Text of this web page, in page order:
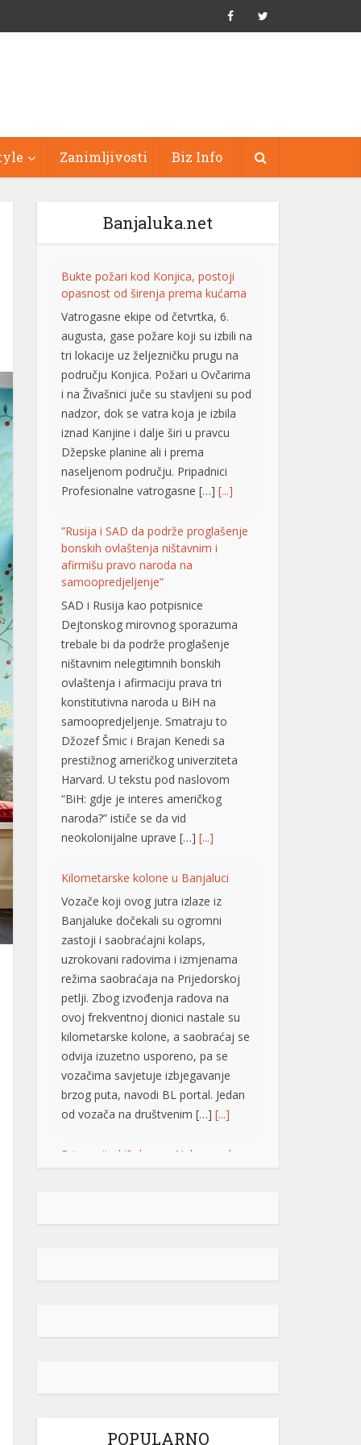
Zanimljivosti Biz Info
Banjaluka.net
Bukte požari kod Konjica, postoji
opasnost od širenja prema kućama
Vatrogasne ekipe od četvrtka, 6.
augusta, gase požare koji su izbili na
tri lokacije uz željezničku prugu na
području Konjica. Požari u Ovčarima
i na Živašnici juče su stavljeni su pod
nadzor, dok se vatra koja je izbila
iznad Kanjine i dalje širi u pravcu
Džepske planine ali i prema
naseljenom području. Pripadnici
Profesionalne vatrogasne […] [...]
”Rusija i SAD da podrže proglašenje
bonskih ovlaštenja ništavnim i
afirmišu pravo naroda na
samoopredjeljenje”
SAD i Rusija kao potpisnice
Dejtonskog mirovnog sporazuma
trebale bi da podrže proglašenje
ništavnim nelegitimnih bonskih
ovlaštenja i afirmaciju prava tri
konstitutivna naroda u BiH na
samoopredjeljenje. Smatraju to
Džozef Šmic i Brajan Kenedi sa
prestižnog američkog univerziteta
Harvard. U tekstu pod naslovom
“BiH: gdje je interes američkog
naroda?” ističe se da vid
neokolonijalne uprave […] [...]
Kilometarske kolone u Banjaluci
Vozače koji ovog jutra izlaze iz
Banjaluke dočekali su ogromni
zastoji i saobraćajni kolaps,
uzrokovani radovima i izmjenama
režima saobraćaja na Prijedorskoj
petlji. Zbog izvođenja radova na
ovoj frekventnoj dionici nastale su
kilometarske kolone, a saobraćaj se
odvija izuzetno usporeno, pa se
vozačima savjetuje izbjegavanje
brzog puta, navodi BL portal. Jedan
od vozača na društvenim […] [...]
Pripremite kišobrane: Nakon vrelog
dana stižu pljuskovi i grmljavina